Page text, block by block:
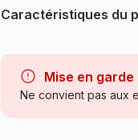
Caractéristiques du
Catégorie
Age
Mise en garde
Ne convient pas aux